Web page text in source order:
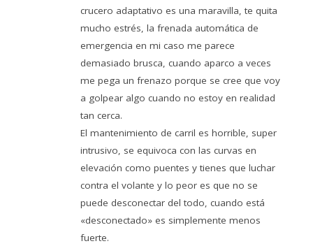
crucero adaptativo es una maravilla, te quita
mucho estrés, la frenada automática de
emergencia en mi caso me parece
demasiado brusca, cuando aparco a veces
me pega un frenazo porque se cree que voy
a golpear algo cuando no estoy en realidad
tan cerca.
El mantenimiento de carril es horrible, super
intrusivo, se equivoca con las curvas en
elevación como puentes y tienes que luchar
contra el volante y lo peor es que no se
puede desconectar del todo, cuando está
«desconectado» es simplemente menos
fuerte.